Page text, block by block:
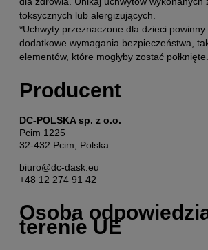
toksycznych lub alergizujących.
*Uchwyty przeznaczone dla dzieci powinny
dodatkowe wymagania bezpieczeństwa,
elementów, które mogłyby zostać połknięte.
Producent
DC-POLSKA sp. z o.o.
Pcim 1225
32-432 Pcim, Polska
biuro@dc-dask.eu
+48 12 274 91 42
Osoba
terenie UE